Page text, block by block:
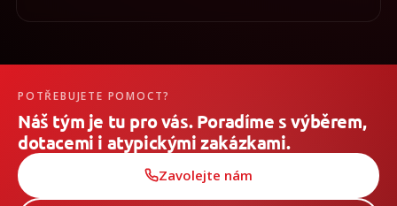
POTŘEBUJETE POMOCT?
Náš tým je tu pro vás. Poradíme s výběrem,
dotacemi i atypickými zakázkami.
Zavolejte nám